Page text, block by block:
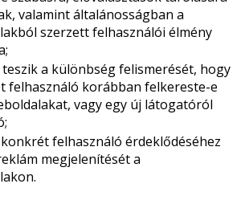
valamint általánosságban a
szerzett felhasználói élmény
a különbség felismerését, hogy
felhasználó korábban felkereste-e
vagy egy új látogatóról
felhasználó érdeklődéséhez
megjelenítését a